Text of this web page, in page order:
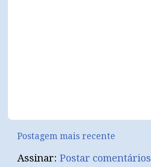
Postagem mais recente
Assinar: Postar